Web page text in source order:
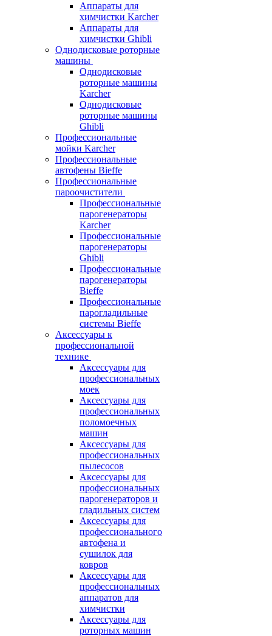
Аппараты для
химчистки Karcher
Аппараты для
химчистки Ghibli
Однодисковые роторные
машины
Однодисковые
роторные машины
Karcher
Однодисковые
роторные машины
Ghibli
Профессиональные
мойки Karcher
Профессиональные
автофены Bieffe
Профессиональные
пароочистители
Профессиональные
парогенераторы
Karcher
Профессиональные
парогенераторы
Ghibli
Профессиональные
парогенераторы
Bieffe
Профессиональные
парогладильные
системы Bieffe
Аксессуары к
профессиональной
технике
Аксессуары для
профессиональных
моек
Аксессуары для
профессиональных
поломоечных
машин
Аксессуары для
профессиональных
пылесосов
Аксессуары для
профессиональных
парогенераторов и
гладильных систем
Аксессуары для
профессионального
автофена и
сушилок для
ковров
Аксессуары для
профессиональных
аппаратов для
химчистки
Аксессуары для
роторных машин